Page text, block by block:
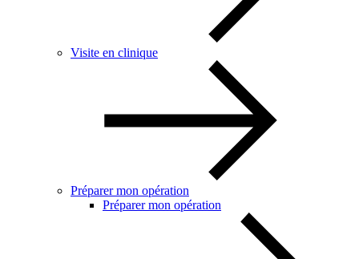
Visite en clinique
Préparer mon opération
Préparer mon opération